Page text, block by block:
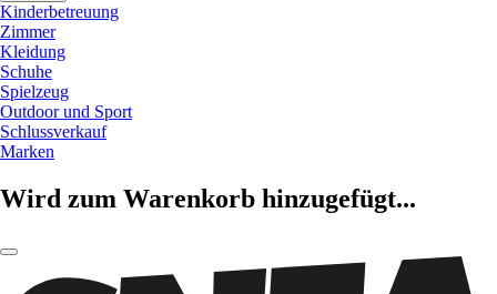
Kinderbetreuung
Zimmer
Kleidung
Schuhe
Spielzeug
Outdoor und Sport
Schlussverkauf
Marken
Wird zum Warenkorb hinzugefügt...